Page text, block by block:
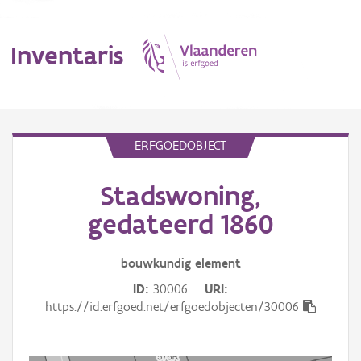
Inventaris
Aanduidingsobject
ERFGOEDOBJECT
Stadswoning,
gedateerd 1860
bouwkundig element
ID 30006
URI
https://id.erfgoed.net/erfgoedobjecten/30006